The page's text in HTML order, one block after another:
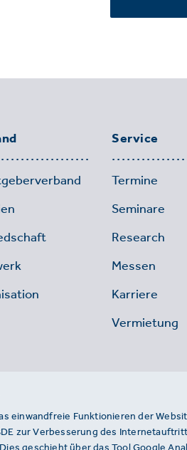
Service
Termine
Seminare
Research
Messen
Karriere
Vermietung
einwandfreie Funktionieren der
zur Verbesserung des
geschieht über das Tool Google